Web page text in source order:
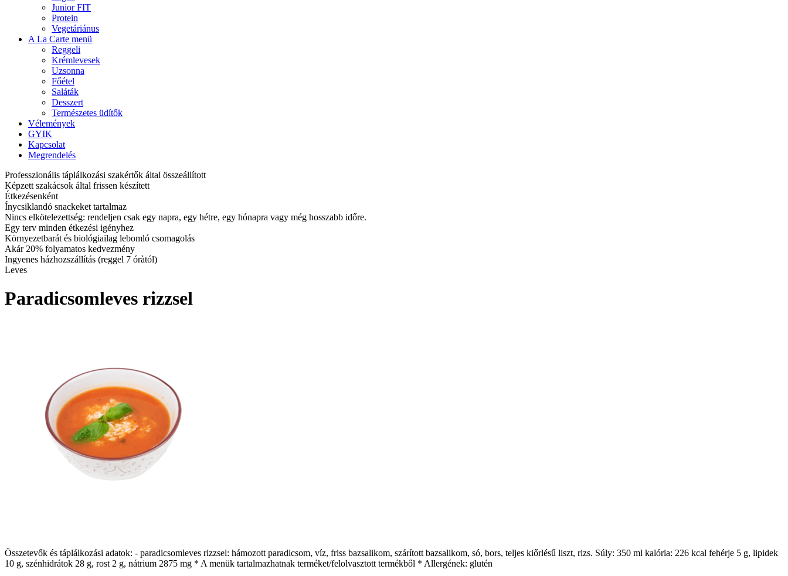
Junior FIT
Protein
Vegetáriánus
A La Carte menü
Reggeli
Krémlevesek
Uzsonna
Főétel
Saláták
Desszert
Természetes üdítők
Vélemények
GYIK
Kapcsolat
Megrendelés
Professzionális táplálkozási szakértők által összeállított
Képzett szakácsok által frissen készített
Étkezésenként
Ínycsiklandó snackeket tartalmaz
Nincs elkötelezettség: rendeljen csak egy napra, egy hétre, egy hónapra vagy még hosszabb időre.
Egy terv minden étkezési igényhez
Környezetbarát és biológiailag lebomló csomagolás
Akár 20% folyamatos kedvezmény
Ingyenes házhozszállítás (reggel 7 óràtól)
Leves
Paradicsomleves rizzsel
Összetevők és táplálkozási adatok: - paradicsomleves rizzsel: hámozott paradicsom, víz, friss bazsalikom, szárított bazsalikom, só, bors, teljes kiőrlésű liszt, rizs. Súly: 350 ml kalória: 226 kcal fehérje 5 g, lipidek
10 g, szénhidrátok 28 g, rost 2 g, nátrium 2875 mg * A menük tartalmazhatnak terméket/felolvasztott termékből * Allergének: glutén